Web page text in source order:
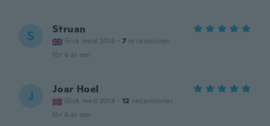
S Struan
Gick med 2018 · 7 recensioner
för 6 år sen
J Joar Hoel
Gick med 2018 · 12 recensioner
för 6 år sen